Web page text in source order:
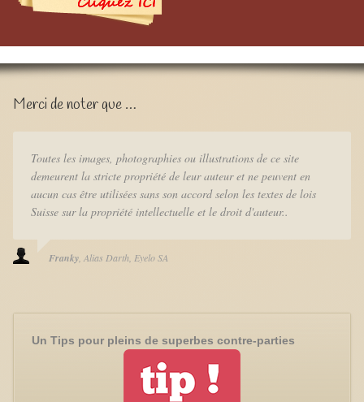
Merci de noter que …
Toutes les images, photographies ou illustrations de ce site
demeurent la stricte propriété de leur auteur et ne peuvent en
aucun cas être utilisées sans son accord selon les textes de lois
Suisse sur la propriété intellectuelle et le droit d'auteur..
Franky Alias Darth Eyelo SA
Un Tips pour pleins de superbes contre-parties